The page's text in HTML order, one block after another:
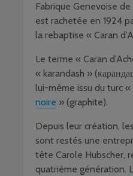
Fabrique Genevoise
est rachetée en 1924
la rebaptise « Caran
Le terme « Caran
« karandash »
lui-même issu du turc «
noire » (graphite).
Depuis leur création,
sont restés une
tête Carole Hubscher,
quatrième génération.